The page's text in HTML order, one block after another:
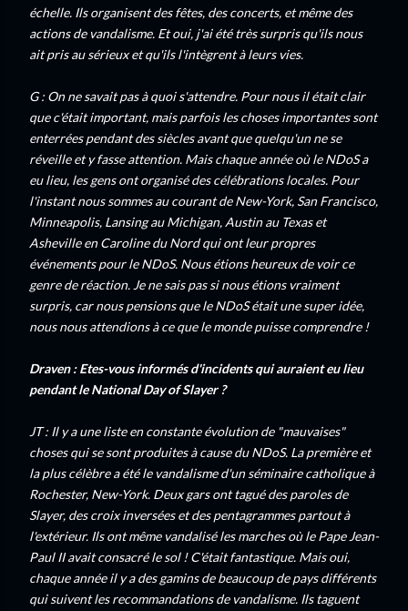
échelle. Ils organisent des fêtes, des concerts, et même des
actions de vandalisme. Et oui, j'ai été très surpris qu'ils nous
ait pris au sérieux et qu'ils l'intègrent à leurs vies.
G : On ne savait pas à quoi s'attendre. Pour nous il était clair
que c'était important, mais parfois les choses importantes sont
enterrées pendant des siècles avant que quelqu'un ne se
réveille et y fasse attention. Mais chaque année où le NDoS a
eu lieu, les gens ont organisé des célébrations locales. Pour
l'instant nous sommes au courant de New-York, San Francisco,
Minneapolis, Lansing au Michigan, Austin au Texas et
Asheville en Caroline du Nord qui ont leur propres
événements pour le NDoS. Nous étions heureux de voir ce
genre de réaction. Je ne sais pas si nous étions vraiment
surpris, car nous pensions que le NDoS était une super idée,
nous nous attendions à ce que le monde puisse comprendre !
Draven : Etes-vous informés d'incidents qui auraient eu lieu
pendant le National Day of Slayer ?
JT : Il y a une liste en constante évolution de "mauvaises"
choses qui se sont produites à cause du NDoS. La première et
la plus célèbre a été le vandalisme d'un séminaire catholique à
Rochester, New-York. Deux gars ont tagué des paroles de
Slayer, des croix inversées et des pentagrammes partout à
l'extérieur. Ils ont même vandalisé les marches où le Pape Jean-
Paul II avait consacré le sol ! C'était fantastique. Mais oui,
chaque année il y a des gamins de beaucoup de pays différents
qui suivent les recommandations de vandalisme. Ils taguent